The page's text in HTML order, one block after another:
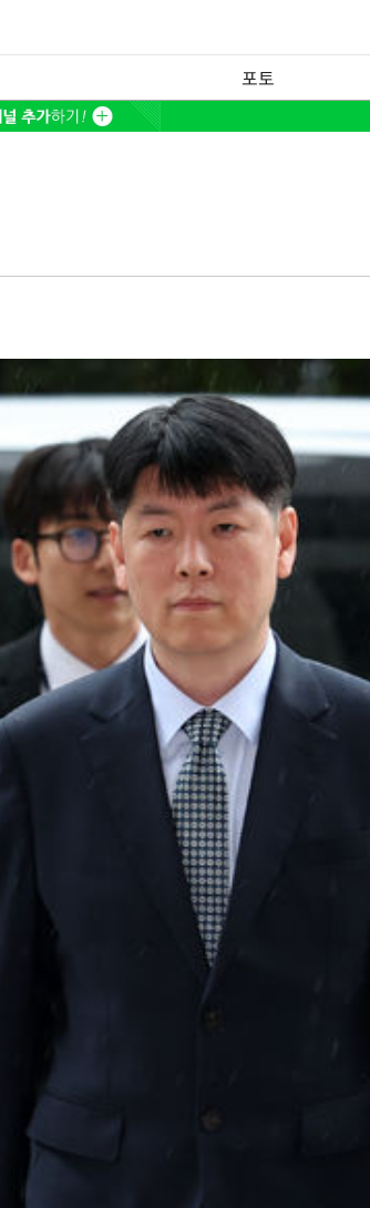
포토